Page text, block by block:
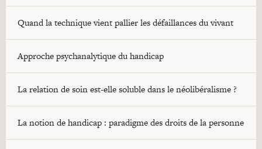
Quand la technique vient pallier les défaillances du vivant
Approche psychanalytique du handicap
La relation de soin est-elle soluble dans le néolibéralisme ?
La notion de handicap : paradigme des droits de la personne